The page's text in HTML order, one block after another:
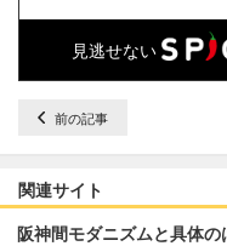
見逃せない
前の記事
関連サイト
阪神間モダニズムと具体の